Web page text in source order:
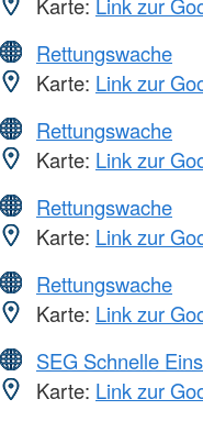
Rettungswache
Karte: Link zur
Rettungswache
Karte: Link zur
Rettungswache
Karte: Link zur
Rettungswache
Karte: Link zur
SEG Schnelle
Karte: Link zur